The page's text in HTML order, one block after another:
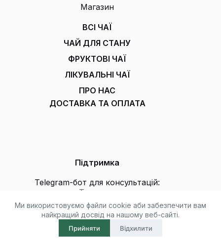
Ми використовуємо файли cookie аби забезпечити вам
найкращий досвід на нашому веб-сайті.
Прийняти Відхилити
Магазин
ВСІ ЧАЇ
ЧАЙ ДЛЯ СТАНУ
ФРУКТОВІ ЧАЇ
ЛІКУВАЛЬНІ ЧАЇ
ПРО НАС
ДОСТАВКА ТА ОПЛАТА
Підтримка
Telegram-бот для консультацій:
Телеграм
Телефон:+38 (099) 776-776-7
Email:info@snp.com.ua
Copyright © 2026 Чаї - Сила натуральної